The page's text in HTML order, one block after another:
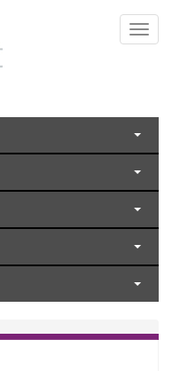
Toggle